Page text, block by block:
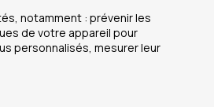
notamment : prévenir les
de votre appareil pour
personnalisés, mesurer leur
France
Belgium
Netherlands